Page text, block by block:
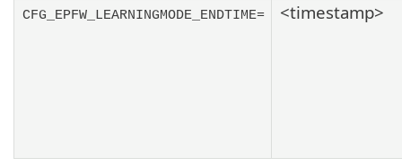
CFG_EPFW_LEARNINGMODE_ENDTIME= <timestamp>